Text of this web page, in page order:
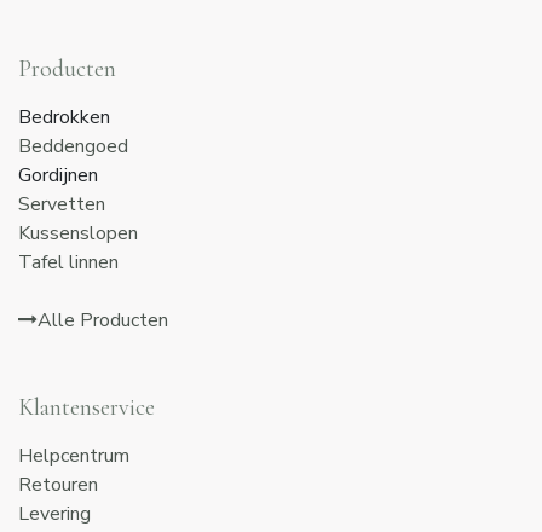
Producten
Bedrokken
Beddengoed
Gordijnen
Servetten
Kussenslopen
Tafel linnen
Alle Producten
Klantenservice
Helpcentrum
Retouren
Levering